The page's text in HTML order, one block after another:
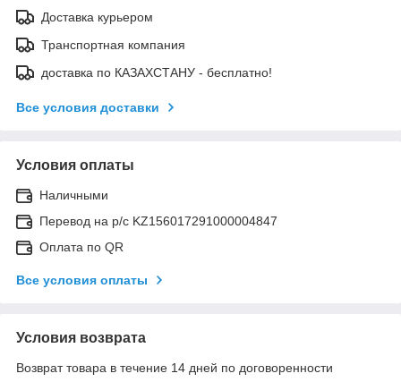
Доставка курьером
Транспортная компания
доставка по КАЗАХСТАНУ - бесплатно!
Все условия доставки
Условия оплаты
Наличными
Перевод на р/с KZ156017291000004847
Оплата по QR
Все условия оплаты
Условия возврата
Возврат товара в течение 14 дней по договоренности